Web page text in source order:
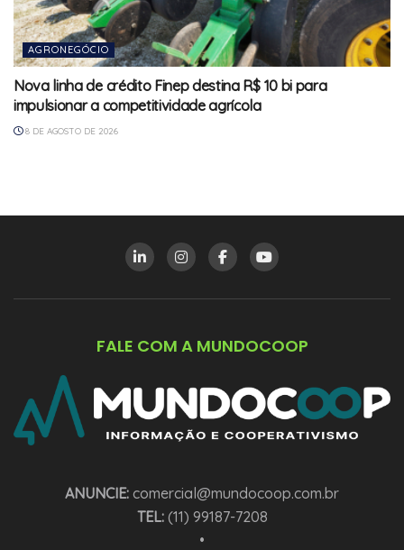
AGRONEGÓCIO
Nova linha de crédito Finep destina R$ 10 bi para
impulsionar a competitividade agrícola
8 DE AGOSTO DE 2026
FALE COM A MUNDOCOOP
ANUNCIE: comercial@mundocoop.com.br
TEL:(11) 99187-7208
•